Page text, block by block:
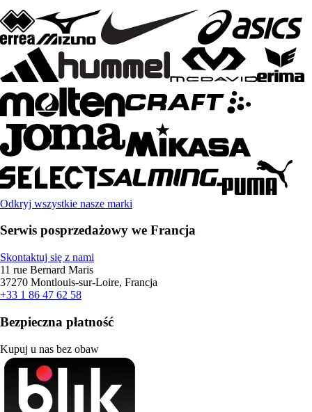
Odkryj wszystkie nasze marki
Serwis posprzedażowy we Francja
Skontaktuj się z nami
11 rue Bernard Maris
37270 Montlouis-sur-Loire, Francja
+33 1 86 47 62 58
Bezpieczna płatność
Kupuj u nas bez obaw